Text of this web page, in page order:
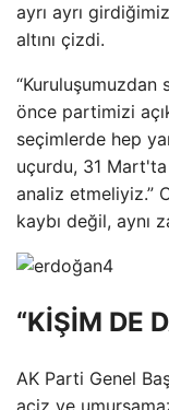
ayrı ayrı
altını çizdi.
önce partimizi
seçimlerde hep
uçurdu, 31
analiz etmeliyiz.”
kaybı değil, aynı
“KİŞİM DE
AK Parti Genel